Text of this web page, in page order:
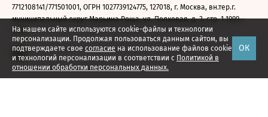
На нашем сайте используются cookie-файлы и технологии
персонализации. Продолжая пользоваться данным сайтом, вы
подтверждаете свое согласие на использование файлов cookie
и технологий персонализации в соответствии с Политикой в
отношении обработки персональных данных.
ОК
7712108141/771501001, ОГРН 1027739124775, 127018, г. Москва, вн.тер.г.
муниципальный округ Марьина Роща, ул. Полковая, д. 3, стр. 1 1999—
2026